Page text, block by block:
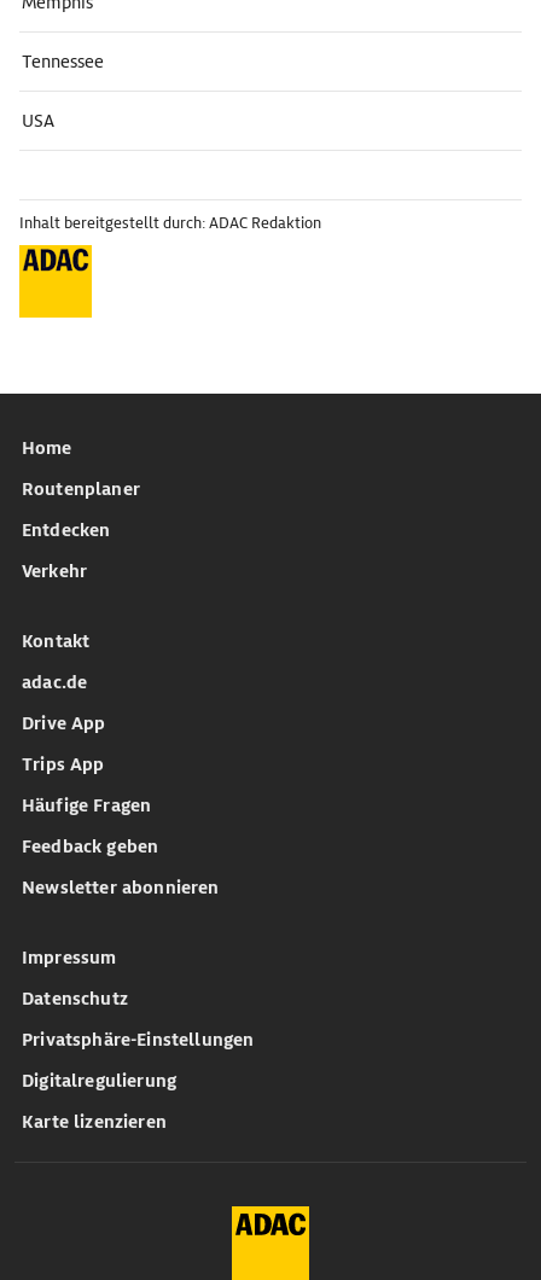
Tennessee
USA
Inhalt bereitgestellt durch: ADAC Redaktion
Home
Routenplaner
Entdecken
Verkehr
Kontakt
adac.de
Drive App
Trips App
Häufige Fragen
Feedback geben
Newsletter abonnieren
Impressum
Datenschutz
Privatsphäre-Einstellungen
Digitalregulierung
Karte lizenzieren